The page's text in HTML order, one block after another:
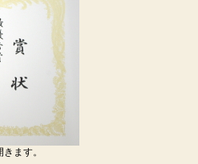
ます。